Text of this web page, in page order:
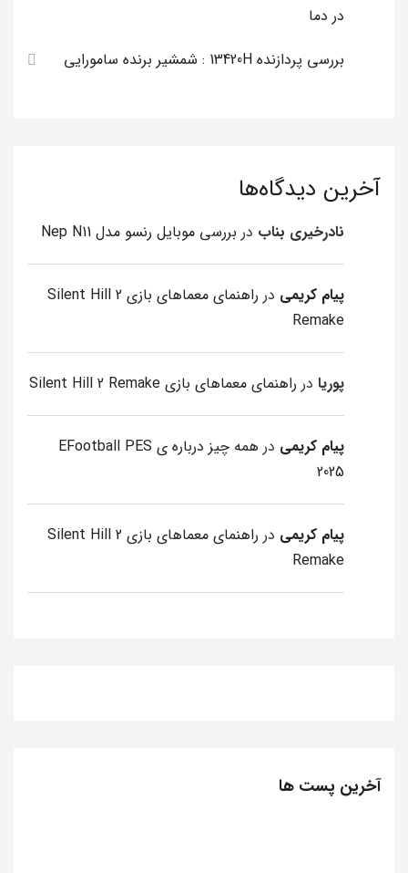
در دما
بررسی پردازنده 13420H : شمشیر برنده سامورایی
آخرین دیدگاه‌ها
نادرخیری بناب در بررسی موبایل رنسو مدل Nep N11
پیام کریمی در
راهنمای معماهای بازی Silent Hill 2
Remake
پوریا در راهنمای معماهای بازی Silent Hill 2 Remake
پیام کریمی در
همه چیز درباره ی EFootball PES
2025
پیام کریمی در
راهنمای معماهای بازی Silent Hill 2
Remake
آخرین پست ها